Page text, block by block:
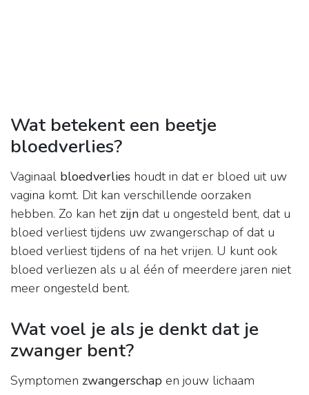
Wat betekent een beetje
bloedverlies?
Vaginaal bloedverlies houdt in dat er bloed uit uw
vagina komt. Dit kan verschillende oorzaken
hebben. Zo kan het zijn dat u ongesteld bent, dat u
bloed verliest tijdens uw zwangerschap of dat u
bloed verliest tijdens of na het vrijen. U kunt ook
bloed verliezen als u al één of meerdere jaren niet
meer ongesteld bent.
Wat voel je als je denkt dat je
zwanger bent?
Symptomen zwangerschap en jouw lichaam